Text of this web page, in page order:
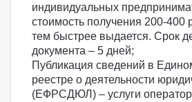
индивидуальных
стоимость получения 200-400
тем быстрее выдается. Срок
документа – 5 дней;
Публикация сведений в
реестре о деятельности
(ЕФРСДЮЛ) – услуги